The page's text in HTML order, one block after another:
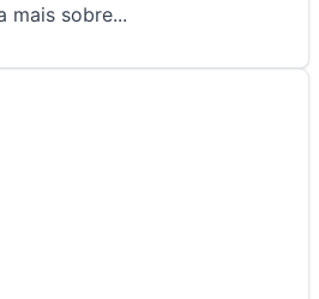
mais sobre...